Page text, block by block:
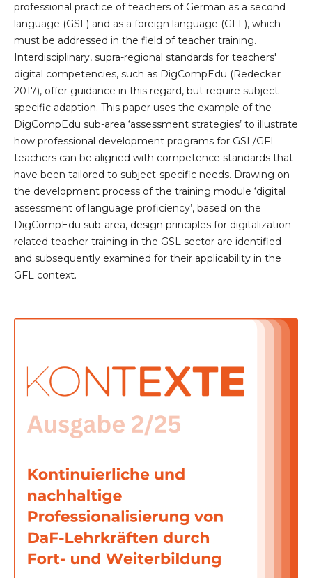
professional practice of teachers of German as a second
language (GSL) and as a foreign language (GFL), which
must be addressed in the field of teacher training.
Interdisciplinary, supra-regional standards for teachers'
digital competencies, such as DigCompEdu (Redecker
2017), offer guidance in this regard, but require subject-
specific adaption. This paper uses the example of the
DigCompEdu sub-area ‘assessment strategies’ to illustrate
how professional development programs for GSL/GFL
teachers can be aligned with competence standards that
have been tailored to subject-specific needs. Drawing on
the development process of the training module ‘digital
assessment of language proficiency’, based on the
DigCompEdu sub-area, design principles for digitalization-
related teacher training in the GSL sector are identified
and subsequently examined for their applicability in the
GFL context.